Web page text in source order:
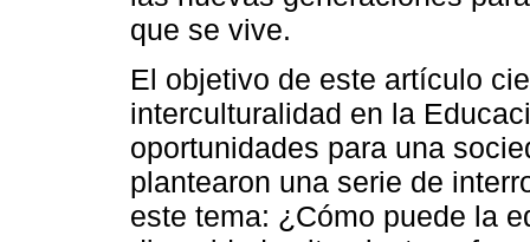
que se vive.
El objetivo de este artículo
interculturalidad en la
oportunidades para una
plantearon una serie de
este tema: ¿Cómo puede la